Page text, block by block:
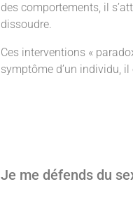
des comportements, il
dissoudre.
Ces interventions «
symptôme d’un individu,
Je me défends du